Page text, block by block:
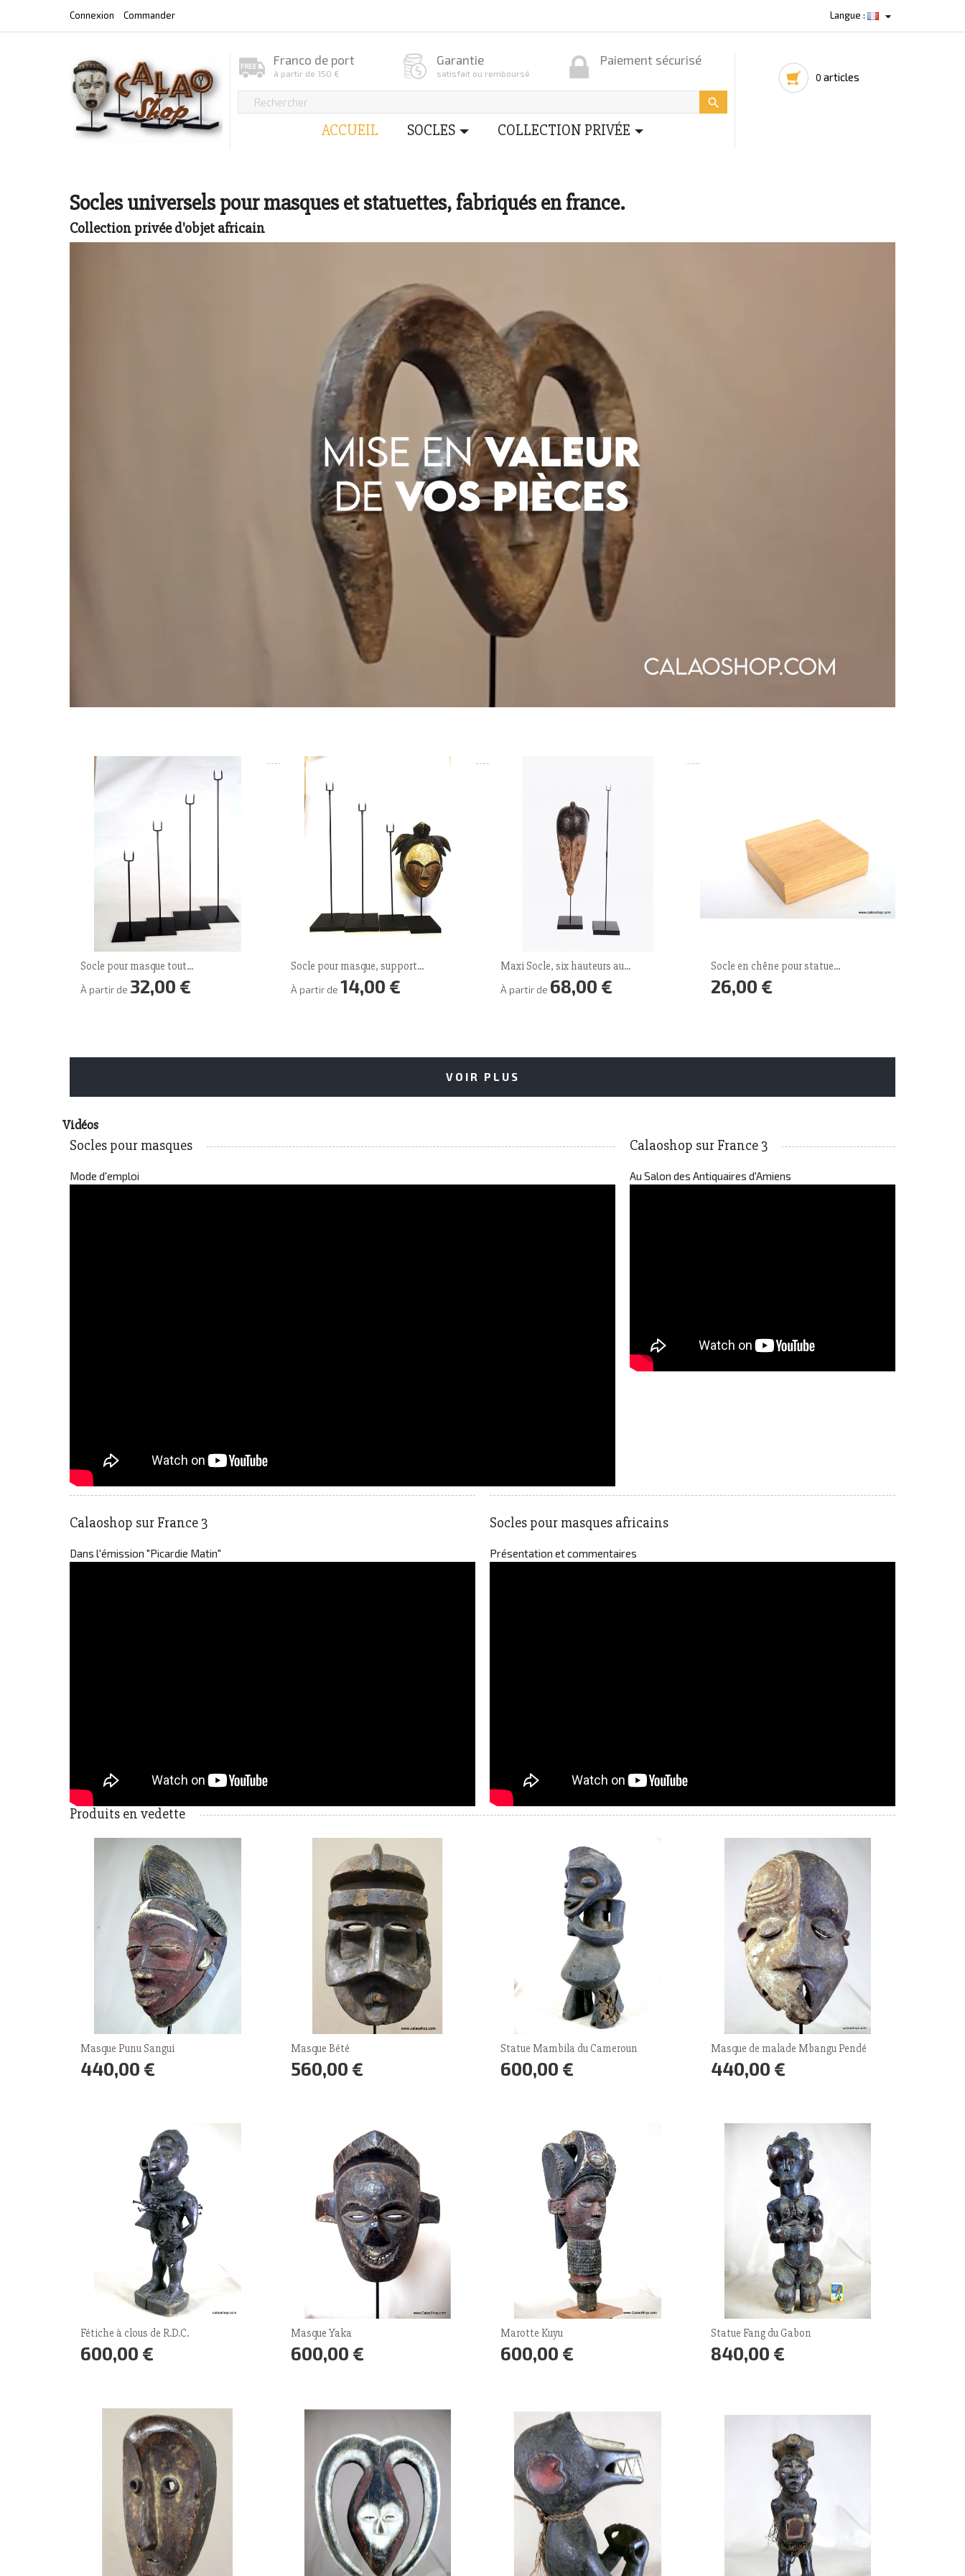
Langue : 
Connexion Commander
Franco de port
à partir de 150 €
Garantie
satisfait ou remboursé
Paiement sécurisé

ACCUEIL SOCLES COLLECTION PRIVÉE
0 articles
Socles universels pour masques et statuettes, fabriqués en france.
Collection privée d'objet africain
Socle pour masque tout...
À partir de Prix
32,00 €
Socle pour masque, support...
À partir de Prix
14,00 €
Maxi Socle, six hauteurs au...
À partir de Prix
68,00 €
Socle en chêne pour statue...
Prix
26,00 €
VOIR PLUS
Vidéos
Socles pour masques
Mode d'emploi
Calaoshop sur France 3
Au Salon des Antiquaires d'Amiens
Calaoshop sur France 3
Dans l'émission "Picardie Matin"
Socles pour masques africains
Présentation et commentaires
Produits en vedette
Masque Punu Sangui
Prix
440,00 €
Masque Bété
Prix
560,00 €
Statue Mambila du Cameroun
Prix
600,00 €
Masque de malade Mbangu Pendé
Prix
440,00 €
Fétiche à clous de R.D.C.
Prix
600,00 €
Masque Yaka
Prix
600,00 €
Marotte Kuyu
Prix
600,00 €
Statue Fang du Gabon
Prix
840,00 €